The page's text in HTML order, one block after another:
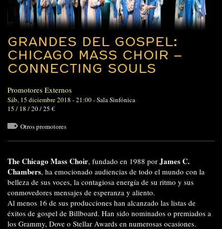
GRANDES DEL GOSPEL:
CHICAGO MASS CHOIR –
CONNECTING SOULS
Promotores Externos
Sáb, 15 diciembre 2018 - 21:00-Sala Sinfónica
15 / 18 / 20 / 25 €
Otros promotores
The Chicago Mass Choir, fundado en 1988 por James C.
Chambers, ha emocionado audiencias de todo el mundo con la
belleza de sus voces, la contagiosa energía de su ritmo y sus
conmovedores mensajes de esperanza y aliento.
Al menos 16 de sus producciones han alcanzado las listas de
éxitos de gospel de Billboard. Han sido nominados o premiados a
los Grammy, Dove o Stellar Awards en numerosas ocasiones.